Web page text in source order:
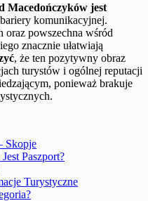
Macedończyków jest
komunikacyjnej.
oraz powszechna wśród
znacznie ułatwiają
, że ten pozytywny obraz
turystów i ogólnej reputacji
ponieważ brakuje
Skopje
Paszport?
Turystyczne